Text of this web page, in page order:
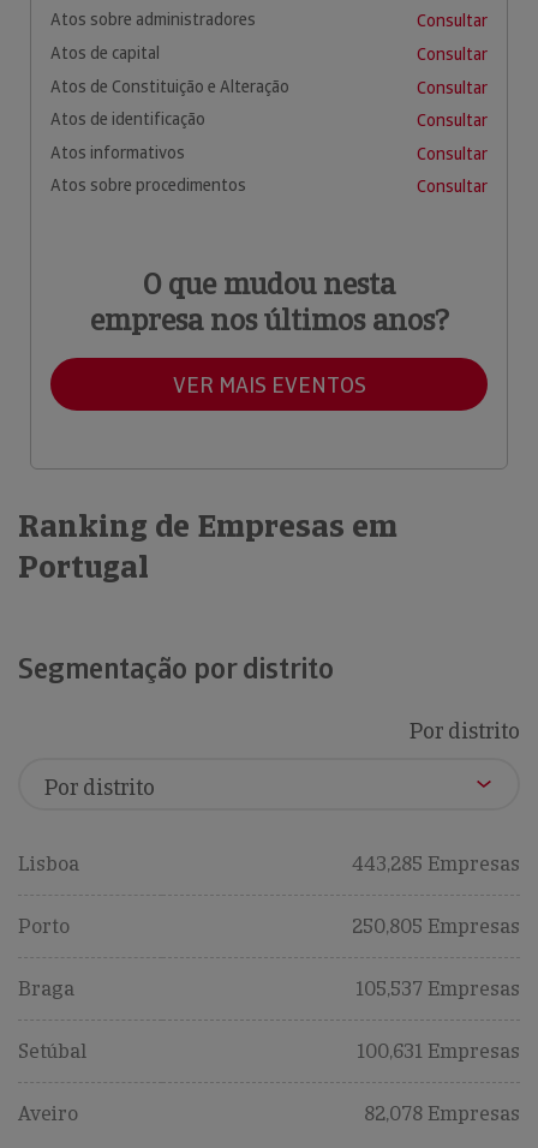
Atos sobre administradores
Consultar
Atos de capital
Consultar
Atos de Constituição e Alteração
Consultar
Atos de identificação
Consultar
Atos informativos
Consultar
Atos sobre procedimentos
Consultar
O que mudou nesta
empresa nos últimos anos?
VER MAIS EVENTOS
Ranking de Empresas em
Portugal
Segmentação por distrito
Por distrito
Lisboa 443,285 Empresas
Porto 250,805 Empresas
Braga 105,537 Empresas
Setúbal 100,631 Empresas
Aveiro 82,078 Empresas